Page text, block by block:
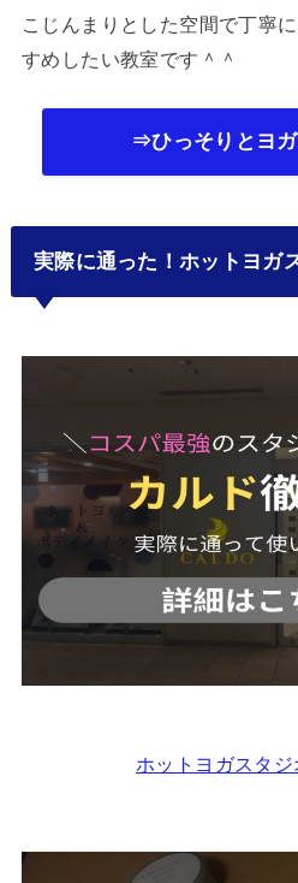
こじんまりとした空間で丁寧
すめしたい教室です＾＾
⇒ひっそりとヨ
実際に通った！ホットヨガ
ホットヨガスタ